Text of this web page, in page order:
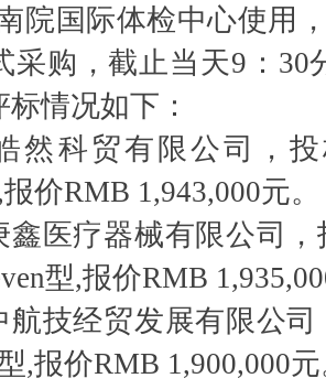
院国际体检中心使用
采购，截止当天9：30
情况如下：
然科贸有限公司，
价RMB 1,943,000元。
鑫医疗器械有限公司
型,报价RMB
航技经贸发展有限公
,报价RMB 1,900,000